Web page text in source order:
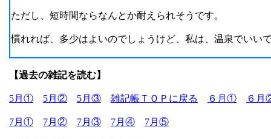
ただし、短時間ならなんとか耐えられそうです。
慣れれば、多少はよいのでしょうけど、私は、温泉でいい
【過去の雑記を読む】
5月① 5月② 5月③ 雑記帳ＴＯＰに戻る ６月① ６
7月① 7月② 7月③ 7月④ 7月⑤